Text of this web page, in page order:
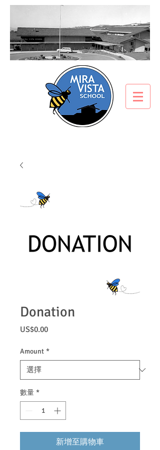
Donation
US$0.00價
Amount *
數量 *
新增至購物車